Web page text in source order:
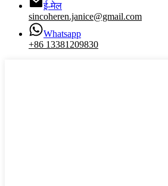
ई-मेल
sincoheren.janice@gmail.com
Whatsapp
+86 13381209830